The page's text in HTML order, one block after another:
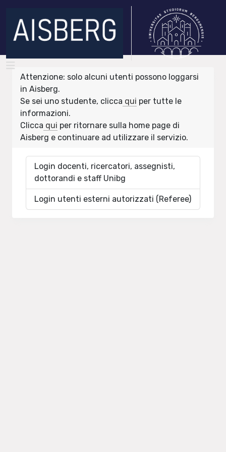
Attenzione: solo alcuni utenti possono loggarsi
in Aisberg.
Se sei uno studente, clicca qui per tutte le
informazioni.
Clicca qui per ritornare sulla home page di
Aisberg e continuare ad utilizzare il servizio.
Login docenti, ricercatori, assegnisti,
dottorandi e staff Unibg
Login utenti esterni autorizzati (Referee)